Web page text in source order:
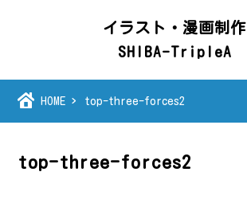
イラスト・漫画制作
SHIBA-TripleA
HOME top-three-forces2
top-three-forces2